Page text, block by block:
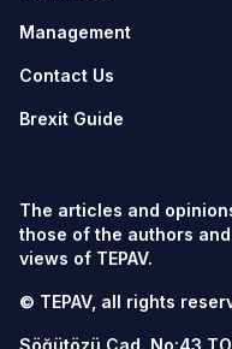
Management
Contact Us
Brexit Guide
The articles and
those of the authors
views of TEPAV.
© TEPAV, all rights
Söğütözü Cad. No:43